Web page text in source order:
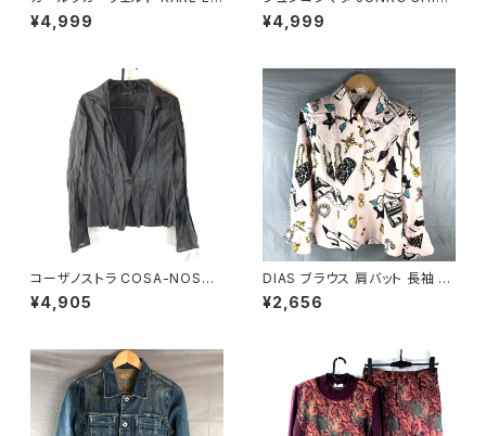
GERFELD カーディガン 花 ラメ
一つボタン ベージュ ゴールド 9
¥4,999
ADA スカート リボン シースル
ー タグ付き 黒 40サイズ 9214
¥4,999
コーザノストラ COSA-NOSTR
A カットソー 長袖 シースルー
絹 スリット袖 濃ブラウン系 40
¥4,905
DIAS ブラウス 肩バット 長袖 袖
フリル 金ボタン 東京ブラウス ア
クセサリー柄 タグ付き ピンク バ
¥2,656